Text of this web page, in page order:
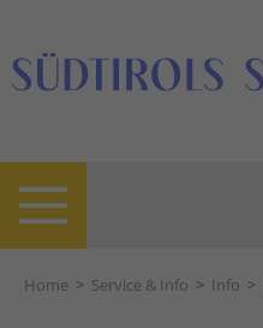
Home > Service & Info > Info >